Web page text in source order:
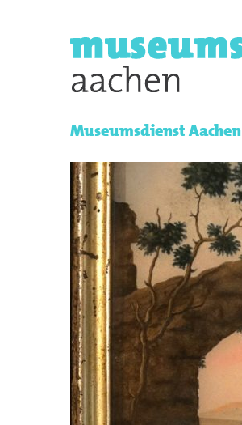
Museumsdienst Aachen